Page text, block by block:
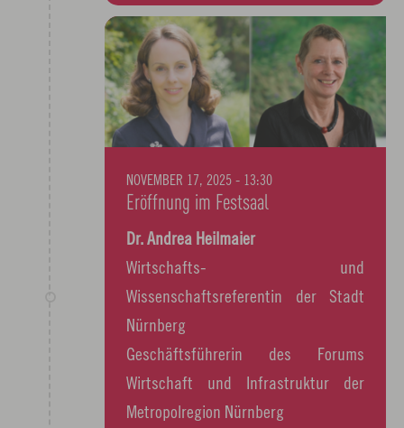
NOVEMBER 17, 2025 - 13:30
Eröffnung im Festsaal
Dr. Andrea Heilmaier
Wirtschafts- und
Wissenschaftsreferentin der Stadt
Nürnberg
Geschäftsführerin des Forums
Wirtschaft und Infrastruktur der
Metropolregion Nürnberg